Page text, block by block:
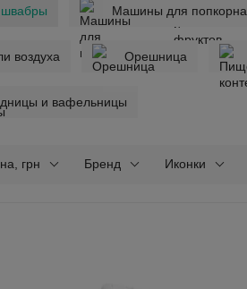
Машины для попкорна
воздуха Орешница
и вафельницы
грн Бренд Иконки